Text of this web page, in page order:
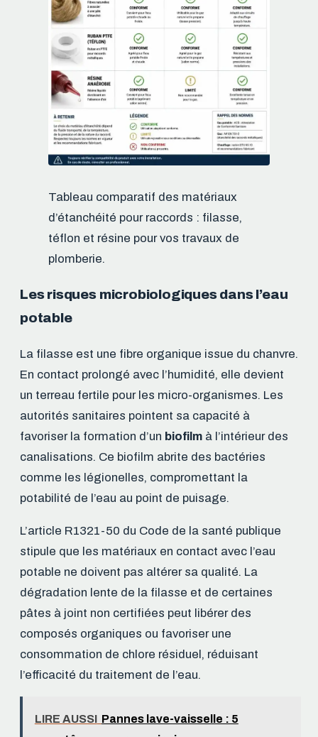
Tableau comparatif des matériaux
d’étanchéité pour raccords : filasse,
téflon et résine pour vos travaux de
plomberie.
Les risques microbiologiques dans l’eau
potable
La filasse est une fibre organique issue du chanvre.
En contact prolongé avec l’humidité, elle devient
un terreau fertile pour les micro-organismes. Les
autorités sanitaires pointent sa capacité à
favoriser la formation d’un biofilm à l’intérieur des
canalisations. Ce biofilm abrite des bactéries
comme les légionelles, compromettant la
potabilité de l’eau au point de puisage.
L’article R1321-50 du Code de la santé publique
stipule que les matériaux en contact avec l’eau
potable ne doivent pas altérer sa qualité. La
dégradation lente de la filasse et de certaines
pâtes à joint non certifiées peut libérer des
composés organiques ou favoriser une
consommation de chlore résiduel, réduisant
l’efficacité du traitement de l’eau.
LIRE AUSSI Pannes lave-vaisselle : 5